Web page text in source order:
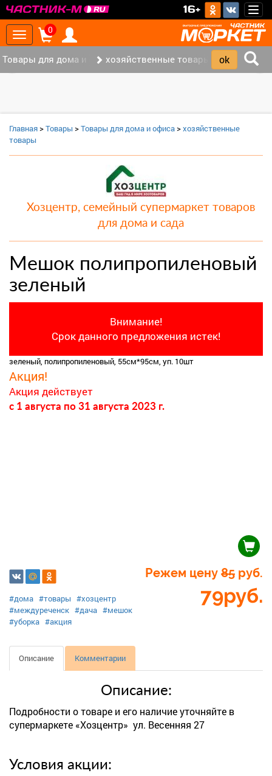
16+
Toggle
navigation
0
Товары для дома и офиса (8)хозяйственные товары (3)
Главная>Товары >Товары для дома и офиса>хозяйственные
товары
Хозцентр, семейный супермаркет товаров
для дома и сада
Мешок полипропиленовый
зеленый
Внимание!
Срок данного предложения истек!
зеленый, полипропиленовый, 55см*95см, уп. 10шт
Акция!
Акция действует
c 1 августа по 31 августа 2023 г.
Режем цену 85 руб.
79руб.
#дома #товары #хозцентр
#междуреченск #дача #мешок
#уборка #акция
Описание Комментарии
Описание:
Подробности о товаре и его наличие уточняйте в
супермаркете «Хозцентр» ул. Весенняя 27
Условия акции:
‹ ›